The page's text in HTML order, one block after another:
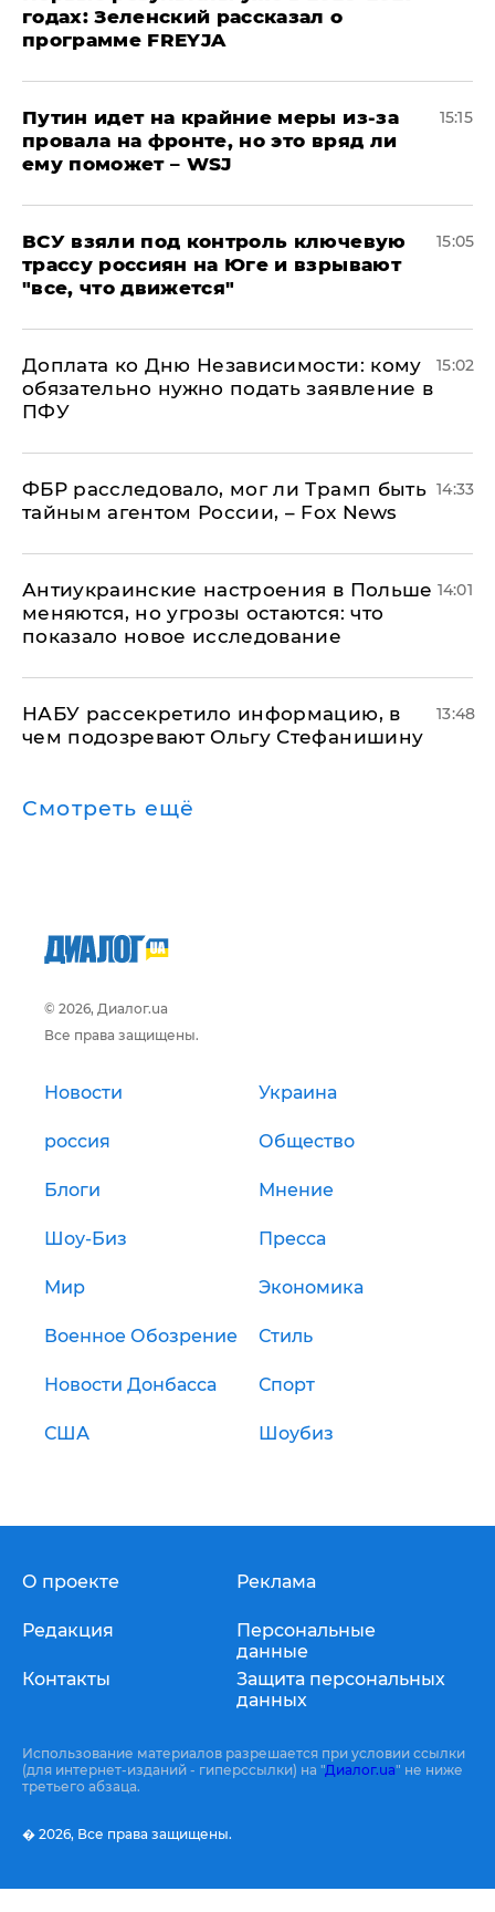
годах: Зеленский рассказал о
программе FREYJA
Путин идет на крайние меры из-за
провала на фронте, но это вряд ли
ему поможет – WSJ
15:15
ВСУ взяли под контроль ключевую
трассу россиян на Юге и взрывают
"все, что движется"
15:05
Доплата ко Дню Независимости: кому
обязательно нужно подать заявление в
ПФУ
15:02
ФБР расследовало, мог ли Трамп быть
тайным агентом России, – Fox News
14:33
Антиукраинские настроения в Польше
меняются, но угрозы остаются: что
показало новое исследование
14:01
НАБУ рассекретило информацию, в
чем подозревают Ольгу Стефанишину
13:48
Смотреть ещё
© 2026, Диалог.ua
Все права защищены.
Новости Украина
россия Общество
Блоги Мнение
Шоу-Биз Пресса
Мир Экономика
Военное Обозрение Стиль
Новости Донбасса Спорт
США Шоубиз
О проекте
Редакция
Контакты
Реклама
Персональные
данные
Защита персональных
данных
Использование материалов разрешается при условии ссылки
(для интернет-изданий - гиперссылки) на "Диалог.ua" не ниже
третьего абзаца.
� 2026, Все права защищены.